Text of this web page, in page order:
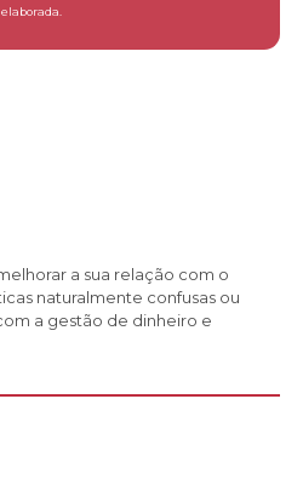
elaborada.
a sua relação com o
naturalmente confusas ou
a gestão de dinheiro e